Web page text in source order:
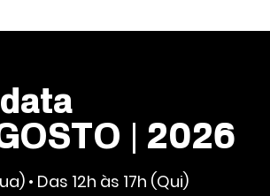
| 2026
• Das 12h às 17h (Qui)